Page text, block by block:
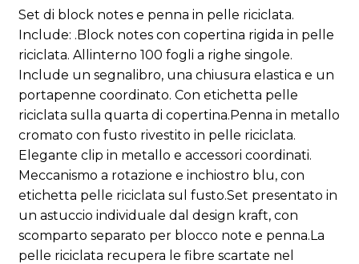
Set di block notes e penna in pelle riciclata.
Include: .Block notes con copertina rigida in pelle
riciclata. Allinterno 100 fogli a righe singole.
Include un segnalibro, una chiusura elastica e un
portapenne coordinato. Con etichetta pelle
riciclata sulla quarta di copertina.Penna in metallo
cromato con fusto rivestito in pelle riciclata.
Elegante clip in metallo e accessori coordinati.
Meccanismo a rotazione e inchiostro blu, con
etichetta pelle riciclata sul fusto.Set presentato in
un astuccio individuale dal design kraft, con
scomparto separato per blocco note e penna.La
pelle riciclata recupera le fibre scartate nel